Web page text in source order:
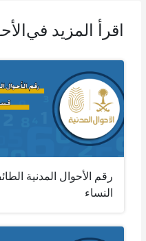
اقرأ المزيد في
رقم الأحوال المدنية
النساء